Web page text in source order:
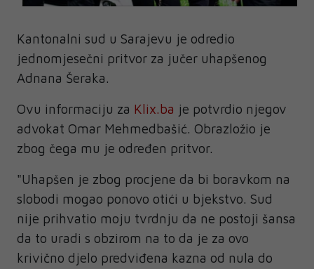
Kantonalni sud u Sarajevu je odredio
jednomjesečni pritvor za jučer uhapšenog
Adnana Šeraka.
Ovu informaciju za Klix.ba je potvrdio njegov
advokat Omar Mehmedbašić. Obrazložio je
zbog čega mu je određen pritvor.
"Uhapšen je zbog procjene da bi boravkom na
slobodi mogao ponovo otići u bjekstvo. Sud
nije prihvatio moju tvrdnju da ne postoji šansa
da to uradi s obzirom na to da je za ovo
krivično djelo predviđena kazna od nula do